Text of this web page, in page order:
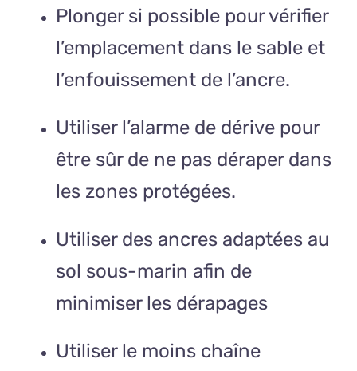
Plonger si possible pour vérifier
l’emplacement dans le sable et
l’enfouissement de l’ancre.
Utiliser l’alarme de dérive pour
être sûr de ne pas déraper dans
les zones protégées.
Utiliser des ancres adaptées au
sol sous-marin afin de
minimiser les dérapages
Utiliser le moins chaîne